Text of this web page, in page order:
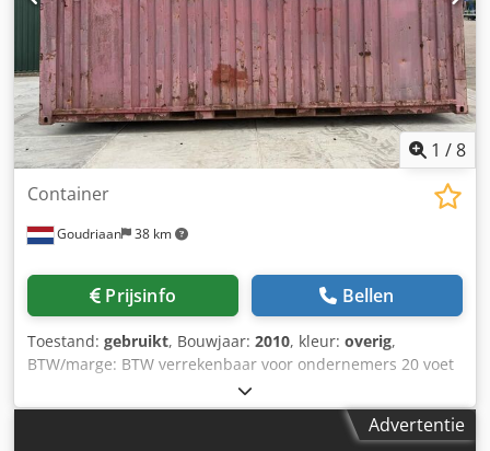
1 /8
Goudriaan 38 km
Container
Prijsinfo Bellen
Toestand: gebruikt, Bouwjaar: 2010, kleur: overig,
BTW/marge: BTW verrekenbaar voor ondernemers 20 voet
open zee container Dwjdezgwn Ajpfx Achoa • Bovenzijde
open • Voorzien van haak • Nette bodem Staat: Gebruikt
Advertentie